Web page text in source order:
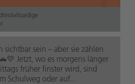
sichtbar sein – aber sie zählen
Jetzt, wo es morgens länger
früher finster wird, sind
Schulweg oder auf...